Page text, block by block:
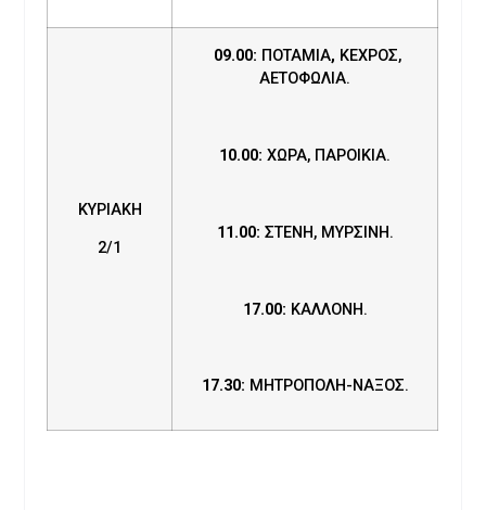
ΚΥΡΙΑΚΗ
2/1
09.00: ΠΟΤΑΜΙΑ, ΚΕΧΡΟΣ,
ΑΕΤΟΦΩΛΙΑ.
10.00: ΧΩΡΑ, ΠΑΡΟΙΚΙΑ.
11.00: ΣΤΕΝΗ, ΜΥΡΣΙΝΗ.
17.00: ΚΑΛΛΟΝΗ.
17.30: ΜΗΤΡΟΠΟΛΗ-ΝΑΞΟΣ.